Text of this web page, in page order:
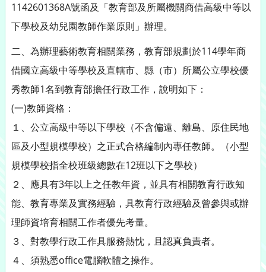
1142601368A號函及「教育部及所屬機關商借高級中等以
下學校及幼兒園教師作業原則」辦理。
二、為辦理藝術教育相關業務，教育部規劃於114學年商
借國立高級中等學校及直轄市、縣（市）所屬公立學校優
秀教師1名到教育部擔任行政工作，說明如下：
(一)教師資格：
１、公立高級中等以下學校（不含偏遠、離島、原住民地
區及小型規模學校）之正式合格編制內專任教師。（小型
規模學校指全校班級總數在12班以下之學校）
２、應具有3年以上之任教年資，並具有相關教育行政知
能、教育專業及實務經驗，具教育行政經驗及曾參與或辦
理師資培育相關工作者優先考量。
３、對教學行政工作具服務熱忱，且認真負責者。
４、須熟悉office電腦軟體之操作。